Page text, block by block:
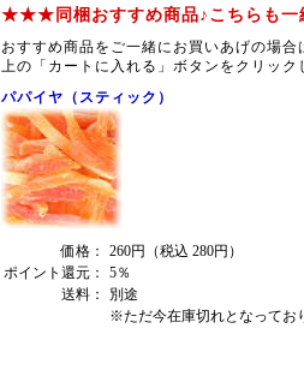
★★★同梱おすすめ商品♪こちらも
おすすめ商品をご一緒にお買いあげの場
上の「カートに入れる」ボタンをクリック
パパイヤ（スティック）
価格：
260円（税込 280円）
ポイント還元：
5％
送料：
別途
※ただ今在庫切れとなってお